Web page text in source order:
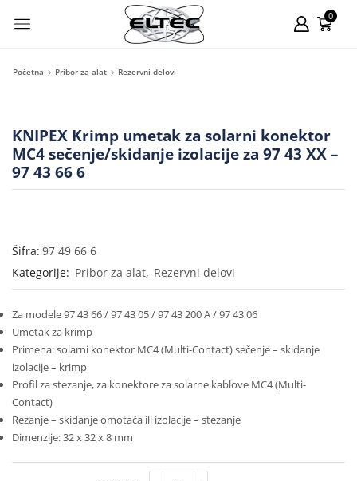
0
Početna Pribor za alat Rezervni delovi
KNIPEX Krimp umetak za solarni konektor
MC4 sečenje/skidanje izolacije za 97 43 XX –
97 43 66 6
Šifra: 97 49 66 6
Kategorije: Pribor za alat, Rezervni delovi
Za modele 97 43 66 / 97 43 05 / 97 43 200 A / 97 43 06
Umetak za krimp
Primena: solarni konektor MC4 (Multi-Contact) sečenje – skidanje
izolacije – krimp
Profil za stezanje, za konektore za solarne kablove MC4 (Multi-
Contact)
Rezanje – skidanje omotača ili izolacije – stezanje
Dimenzije: 32 x 32 x 8 mm